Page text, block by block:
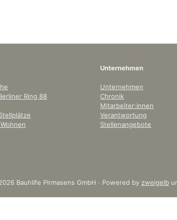
Ring 88
Unternehmen
Unternehmen
Chronik
Mitarbeiter:innen
Verantwortung
Stellenangebote
Bauhilfe Pirmasens GmbH · Powered by zweigelb